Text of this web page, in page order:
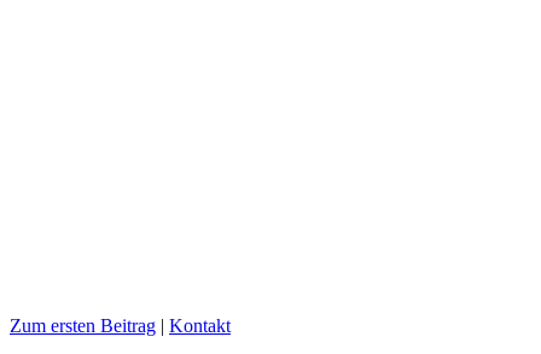
Zum ersten Beitrag | Kontakt